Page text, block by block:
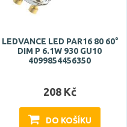
více
LEDVANCE LED PAR16 80 60°
DIM P 6.1W 930 GU10
4099854456350
208 Kč
DO KOŠÍKU